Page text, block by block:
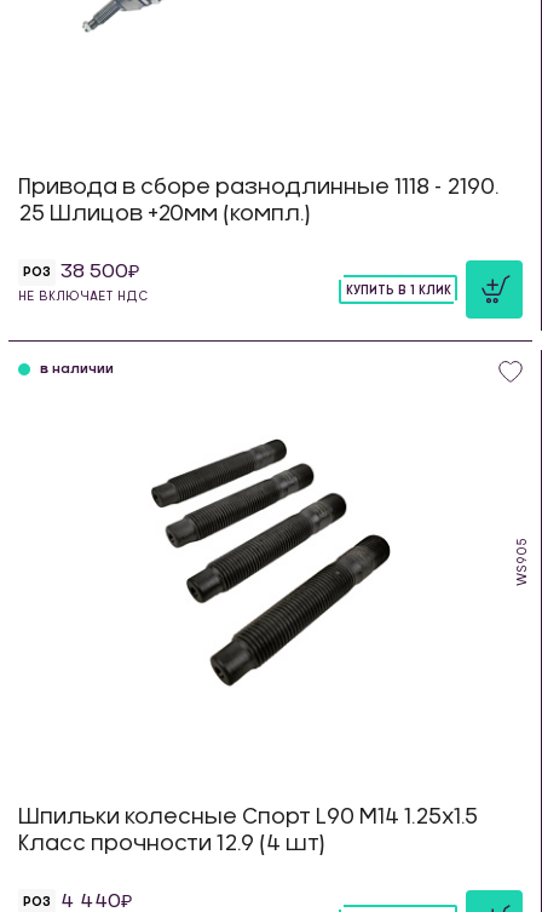
Привода в сборе разнодлинные 1118 - 2190.
25 Шлицов +20мм (компл.)
РОЗ 38 500
НЕ ВКЛЮЧАЕТ НДС
КУПИТЬ В 1 КЛИК
WS905
в наличии
Шпильки колесные Спорт L90 М14 1.25х1.5
Класс прочности 12.9 (4 шт)
РОЗ 4 440